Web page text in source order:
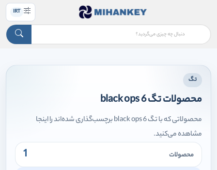
IRT
تگ
محصولات تگ black ops 6
محصولاتی که با تگ black ops 6 برچسب‌گذاری شده‌اند را اینجا
مشاهده می‌کنید.
محصولات 1